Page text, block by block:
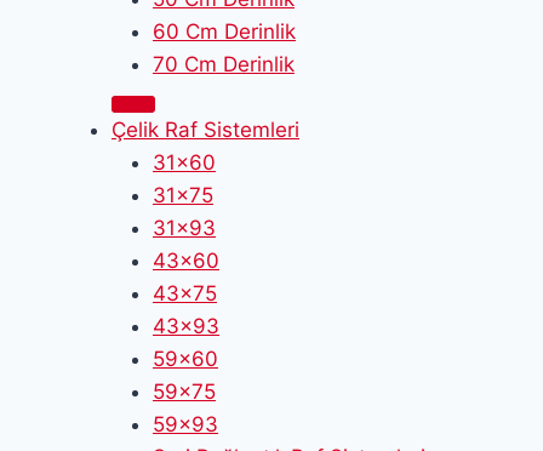
60 Cm Derinlik
70 Cm Derinlik
Çelik Raf Sistemleri
31x60
31x75
31x93
43x60
43x75
43x93
59x60
59x75
59x93